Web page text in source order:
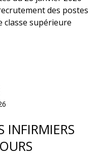
des postes
classe supérieure
INFIRMIERS